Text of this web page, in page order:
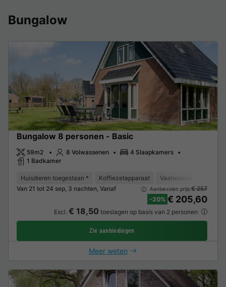
Bungalow
Bungalow 8 personen - Basic
59m2 8 Volwassenen
4 Slaapkamers
1 Badkamer
Huisdieren toegestaan * Koffiezetapparaat Vaatwasser
Van 21 tot 24 sep, 3 nachten, Vanaf
Aanbevolen prijs:€ 257
-20% € 205,60
Excl. € 18,50 toeslagen op basis van 2 personen
Zie aanbiedingen
Meer weten